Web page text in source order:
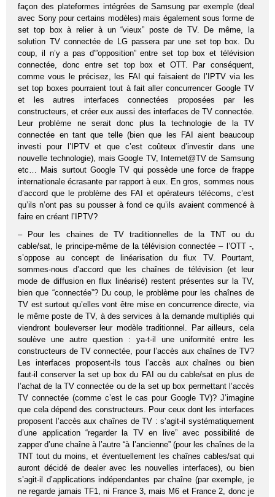
façon des plateformes intégrées de Samsung par exemple (deal
avec Sony pour certains modèles) mais également sous forme de
set top box à relier à un “vieux” poste de TV. De même, la
solution TV connectée de LG passera par une set top box. Du
coup, il n’y a pas d'”opposition” entre set top box et télévision
connectée, donc entre set top box et OTT. Par conséquent,
comme vous le précisez, les FAI qui faisaient de l’IPTV via les
set top boxes pourraient tout à fait aller concurrencer Google TV
et les autres interfaces connectées proposées par les
constructeurs, et créer eux aussi des interfaces de TV connectée.
Leur problème ne serait donc plus la technologie de la TV
connectée en tant que telle (bien que les FAI aient beaucoup
investi pour l’IPTV et que c’est coûteux d’investir dans une
nouvelle technologie), mais Google TV, Internet@TV de Samsung
etc… Mais surtout Google TV qui possède une force de frappe
internationale écrasante par rapport à eux. En gros, sommes nous
d’accord que le problème des FAI et opérateurs télécoms, c’est
qu’ils n’ont pas su pousser à fond ce qu’ils avaient commencé à
faire en créant l’IPTV?
– Pour les chaines de TV traditionnelles de la TNT ou du
cable/sat, le principe-même de la télévision connectée – l’OTT -,
s’oppose au concept de linéarisation du flux TV. Pourtant,
sommes-nous d’accord que les chaînes de télévision (et leur
mode de diffusion en flux linéarisé) restent présentes sur la TV,
bien que “connectée”? Du coup, le problème pour les chaînes de
TV est surtout qu’elles vont être mise en concurrence directe, via
le même poste de TV, à des services à la demande multipliés qui
viendront bouleverser leur modèle traditionnel. Par ailleurs, cela
soulève une autre question : ya-t-il une uniformité entre les
constructeurs de TV connectée, pour l’accès aux chaînes de TV?
Les interfaces proposent-ils tous l’accès aux chaînes ou bien
faut-il conserver la set up box du FAI ou du cable/sat en plus de
l’achat de la TV connectée ou de la set up box permettant l’accès
TV connectée (comme c’est le cas pour Google TV)? J’imagine
que cela dépend des constructeurs. Pour ceux dont les interfaces
proposent l’accès aux chaînes de TV : s’agit-il systématiquement
d’une application “regarder la TV en live” avec possibilité de
zapper d’une chaîne à l’autre “à l’ancienne” (pour les chaînes de la
TNT tout du moins, et éventuellement les chaînes cables/sat qui
auront décidé de dealer avec les nouvelles interfaces), ou bien
s’agit-il d’applications indépendantes par chaîne (par exemple, je
ne regarde jamais TF1, ni France 3, mais M6 et France 2, donc je